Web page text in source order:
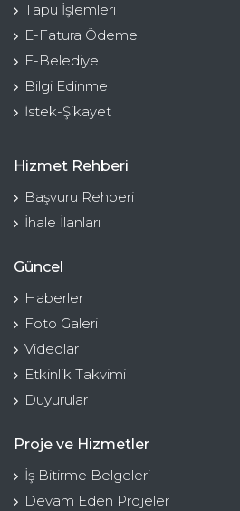
Tapu İşlemleri
E-Fatura Ödeme
E-Belediye
Bilgi Edinme
İstek-Şikayet
Hizmet Rehberi
Başvuru Rehberi
İhale İlanları
Güncel
Haberler
Foto Galeri
Videolar
Etkinlik Takvimi
Duyurular
Proje ve Hizmetler
İş Bitirme Belgeleri
Devam Eden Projeler